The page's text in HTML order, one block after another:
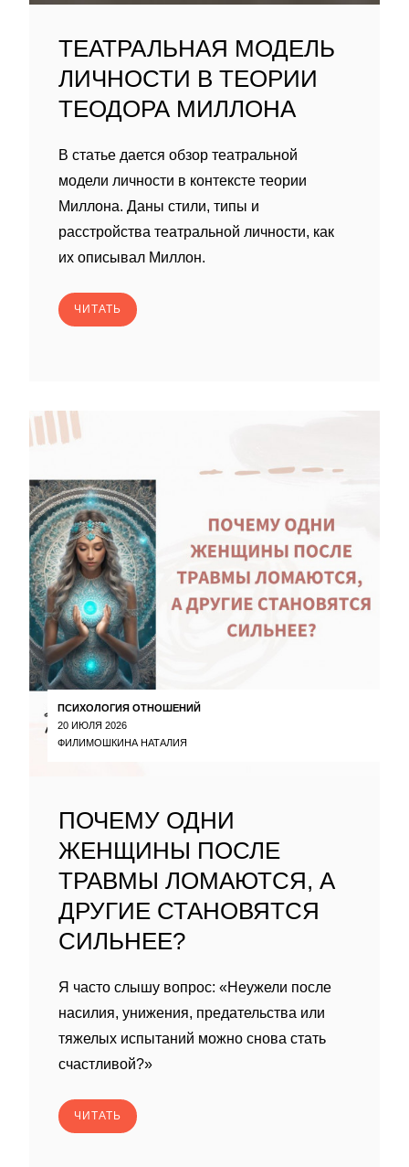
ТЕАТРАЛЬНАЯ МОДЕЛЬ
ЛИЧНОСТИ В ТЕОРИИ
ТЕОДОРА МИЛЛОНА
В статье дается обзор театральной
модели личности в контексте теории
Миллона. Даны стили, типы и
расстройства театральной личности, как
их описывал Миллон.
ЧИТАТЬ
ПСИХОЛОГИЯ ОТНОШЕНИЙ
20 ИЮЛЯ 2026
ФИЛИМОШКИНА НАТАЛИЯ
ПОЧЕМУ ОДНИ
ЖЕНЩИНЫ ПОСЛЕ
ТРАВМЫ ЛОМАЮТСЯ, А
ДРУГИЕ СТАНОВЯТСЯ
СИЛЬНЕЕ?
Я часто слышу вопрос: «Неужели после
насилия, унижения, предательства или
тяжелых испытаний можно снова стать
счастливой?»
ЧИТАТЬ